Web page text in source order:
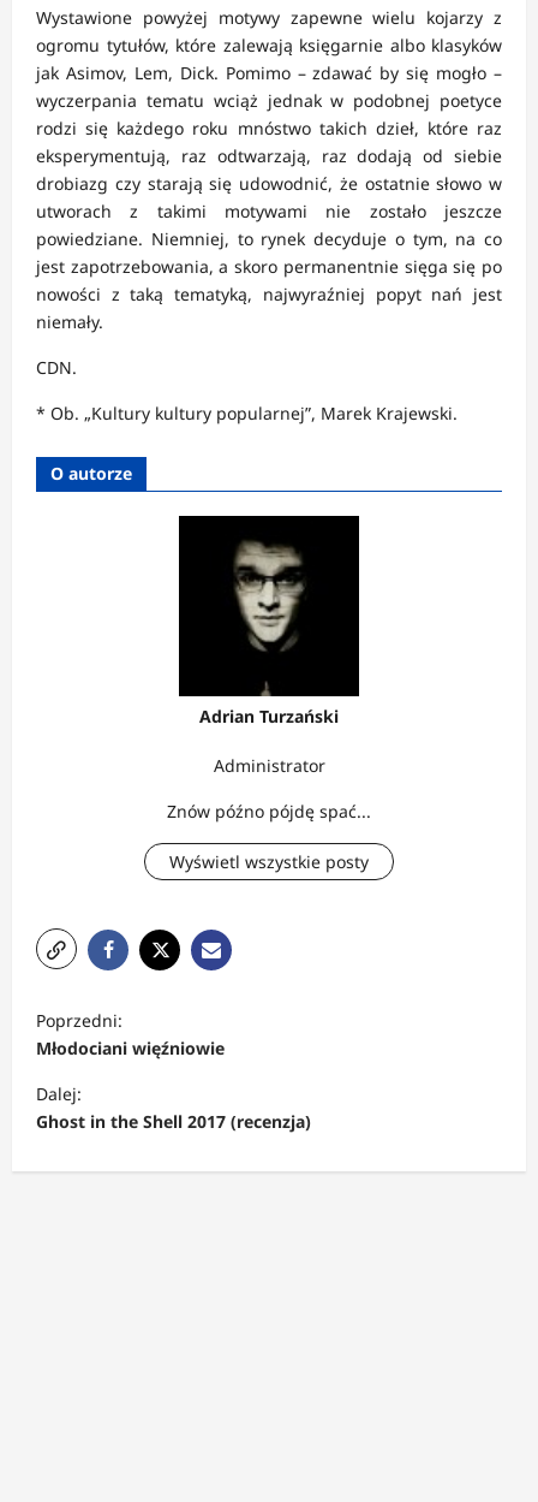
Wystawione powyżej motywy zapewne wielu kojarzy z
ogromu tytułów, które zalewają księgarnie albo klasyków
jak Asimov, Lem, Dick. Pomimo – zdawać by się mogło –
wyczerpania tematu wciąż jednak w podobnej poetyce
rodzi się każdego roku mnóstwo takich dzieł, które raz
eksperymentują, raz odtwarzają, raz dodają od siebie
drobiazg czy starają się udowodnić, że ostatnie słowo w
utworach z takimi motywami nie zostało jeszcze
powiedziane. Niemniej, to rynek decyduje o tym, na co
jest zapotrzebowania, a skoro permanentnie sięga się po
nowości z taką tematyką, najwyraźniej popyt nań jest
niemały.
CDN.
* Ob. „Kultury kultury popularnej”, Marek Krajewski.
O autorze
Adrian Turzański
Administrator
Znów późno pójdę spać...
Wyświetl wszystkie posty
o
b
a
Poprzedni:
Młodociani więźniowie
Dalej:
Ghost in the Shell 2017 (recenzja)